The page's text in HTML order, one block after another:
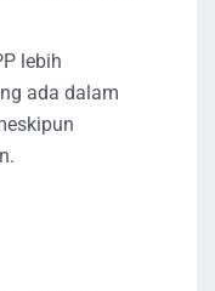
lebih
ada dalam